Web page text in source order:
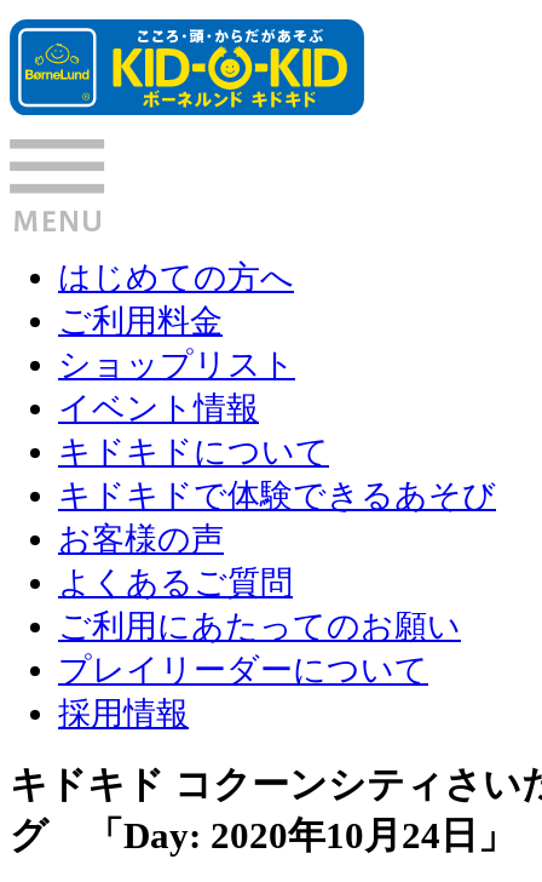
はじめての方へ
ご利用料金
ショップリスト
イベント情報
キドキドについて
キドキドで体験できるあそび
お客様の声
よくあるご質問
ご利用にあたってのお願い
プレイリーダーについて
採用情報
キドキド コクーンシティさい
グ 「Day: 2020年10月24日 」